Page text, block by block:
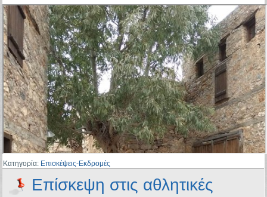
Κατηγορία: Επισκέψεις-Εκδρομές
Eπίσκεψη στις αθλητικές